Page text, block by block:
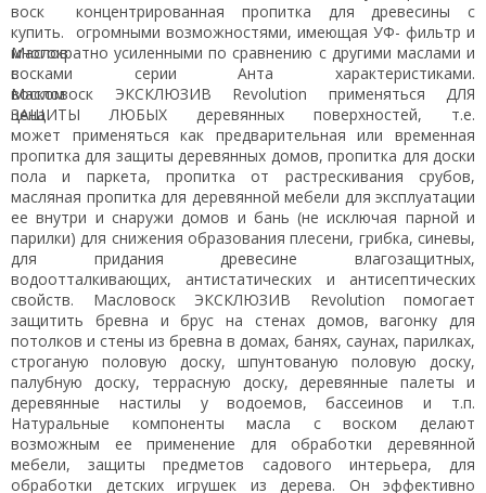
концентрированная пропитка для древесины с
огромными возможностями, имеющая УФ- фильтр и
многократно усиленными по сравнению с другими маслами и
восками серии Анта характеристиками.
Масловоск ЭКСКЛЮЗИВ Revolution применяться ДЛЯ
ЗАЩИТЫ ЛЮБЫХ деревянных поверхностей, т.е.
может применяться как предварительная или временная
пропитка для защиты деревянных домов, пропитка для доски
пола и паркета, пропитка от растрескивания срубов,
масляная пропитка для деревянной мебели для эксплуатации
ее внутри и снаружи домов и бань (не исключая парной и
парилки) для снижения образования плесени, грибка, синевы,
для придания древесине влагозащитных,
водоотталкивающих, антистатических и антисептических
свойств. Масловоск ЭКСКЛЮЗИВ Revolution помогает
защитить бревна и брус на стенах домов, вагонку для
потолков и стены из бревна в домах, банях, саунах, парилках,
строганую половую доску, шпунтованую половую доску,
палубную доску, террасную доску, деревянные палеты и
деревянные настилы у водоемов, бассеинов и т.п.
Натуральные компоненты масла с воском делают
возможным ее применение для обработки деревянной
мебели, защиты предметов садового интерьера, для
обработки детских игрушек из дерева. Он эффективно